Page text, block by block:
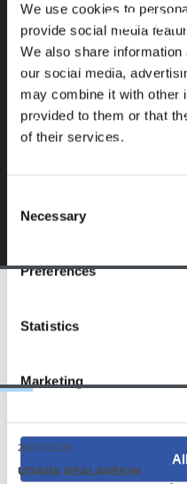
We use cookies to
provide social media
We also share
our social media,
may combine it with other
provided to them or that
of their services.
Selection
Necessary
Preferences
Statistics
Marketing
Este contenido es solo
Regístrate haciendo
contenido
26/07/2026
UDARA REALAREKIN